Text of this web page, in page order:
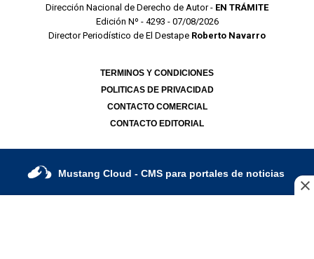
Dirección Nacional de Derecho de Autor - EN TRÁMITE
Edición Nº - 4293 - 07/08/2026
Director Periodístico de El Destape Roberto Navarro
TERMINOS Y CONDICIONES
POLITICAS DE PRIVACIDAD
CONTACTO COMERCIAL
CONTACTO EDITORIAL
Mustang Cloud - CMS para portales de noticias